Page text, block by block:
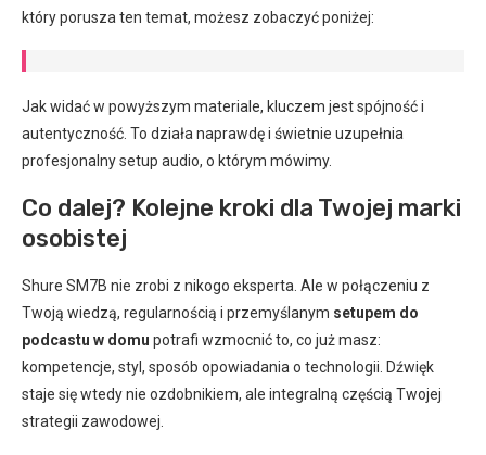
który porusza ten temat, możesz zobaczyć poniżej:
Jak widać w powyższym materiale, kluczem jest spójność i
autentyczność. To działa naprawdę i świetnie uzupełnia
profesjonalny setup audio, o którym mówimy.
Co dalej? Kolejne kroki dla Twojej marki
osobistej
Shure SM7B nie zrobi z nikogo eksperta. Ale w połączeniu z
Twoją wiedzą, regularnością i przemyślanym setupem do
podcastu w domu potrafi wzmocnić to, co już masz:
kompetencje, styl, sposób opowiadania o technologii. Dźwięk
staje się wtedy nie ozdobnikiem, ale integralną częścią Twojej
strategii zawodowej.